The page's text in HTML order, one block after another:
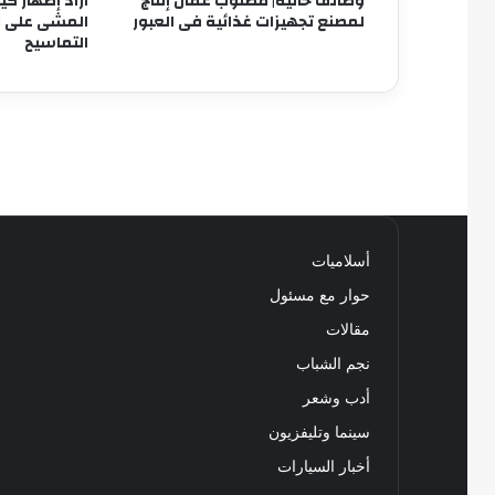
لمصنع تجهيزات غذائية فى العبور المشى على
التماسيح
أسلاميات
حوار مع مسئول
مقالات
نجم الشباب
أدب وشعر
سينما وتليفزيون
أخبار السيارات